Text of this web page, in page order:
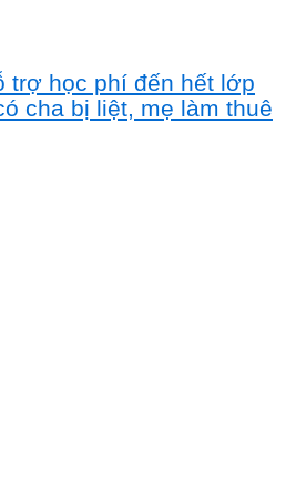
trợ học phí đến hết lớp
cha bị liệt, mẹ làm thuê